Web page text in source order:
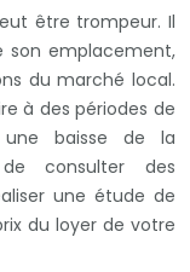
être trompeur. Il
son emplacement,
du marché local.
à des périodes de
baisse de la
consulter des
une étude de
du loyer de votre